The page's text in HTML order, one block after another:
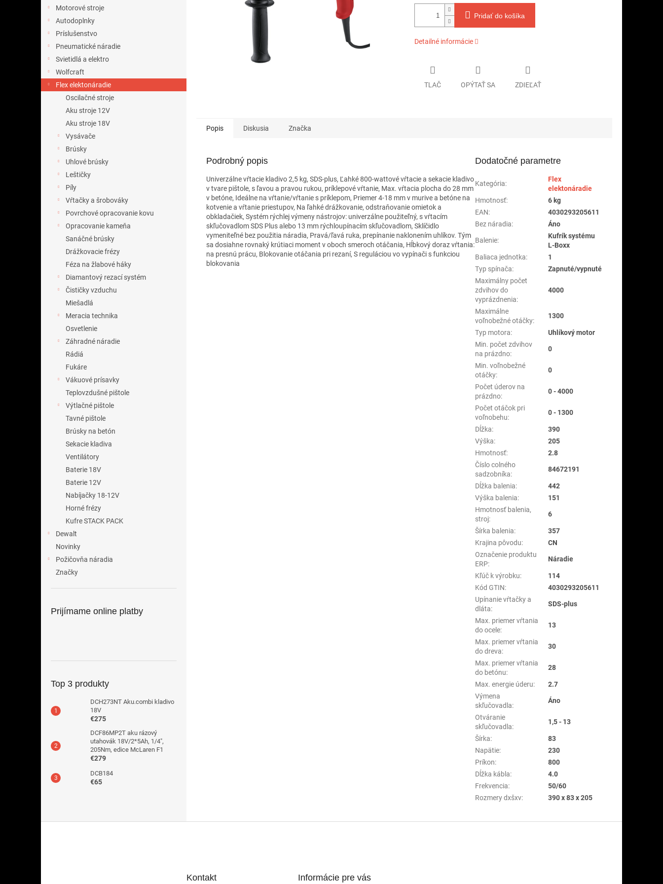
Motorové stroje
Autodoplnky
Príslušenstvo
Pneumatické náradie
Svietidlá a elektro
Wolfcraft
Flex elektonáradie
Oscilačné stroje
Aku stroje 12V
Aku stroje 18V
Vysávače
Brúsky
Uhlové brúsky
Leštičky
Píly
Vŕtačky a šrobováky
Povrchové opracovanie kovu
Opracovanie kameňa
Sanáčné brúsky
Drážkovacie frézy
Féza na žlabové háky
Diamantový rezací systém
Čističky vzduchu
Miešadlá
Meracia technika
Osvetlenie
Záhradné náradie
Rádiá
Fukáre
Vákuové prísavky
Teplovzdušné pištole
Výtlačné pištole
Tavné pištole
Brúsky na betón
Sekacie kladiva
Ventilátory
Baterie 18V
Baterie 12V
Nabíjačky 18-12V
Horné frézy
Kufre STACK PACK
Dewalt
Novinky
Požičovňa náradia
Značky
Prijímame online platby
Top 3 produkty
DCH273NT Aku.combi kladivo
18V
€275
DCF86MP2T aku rázový
utahovák 18V/2*5Ah, 1/4",
205Nm, edice McLaren F1
€279
DCB184
€65
Pridať do košíka
Detailné informácie
TLAČ OPÝTAŤ SA ZDIEĽAŤ
Popis Diskusia Značka
Podrobný popis
Univerzálne vŕtacie kladivo 2,5 kg, SDS-plus, Ľahké 800-wattové vŕtacie a sekacie kladivo
v tvare pištole, s ľavou a pravou rukou, príklepové vŕtanie, Max. vŕtacia plocha do 28 mm
v betóne, Ideálne na vŕtanie/vŕtanie s príklepom, Priemer 4-18 mm v murive a betóne na
kotvenie a vŕtanie priestupov, Na ľahké drážkovanie, odstraňovanie omietok a
obkladačiek, Systém rýchlej výmeny nástrojov: univerzálne použiteľný, s vŕtacím
skľučovadlom SDS Plus alebo 13 mm rýchloupínacím skľučovadlom, Sklíčidlo
vymeniteľné bez použitia náradia, Pravá/ľavá ruka, prepínanie naklonením uhlíkov. Tým
sa dosiahne rovnaký krútiaci moment v oboch smeroch otáčania, Hĺbkový doraz vŕtania:
na presnú prácu, Blokovanie otáčania pri rezaní, S reguláciou vo vypínači s funkciou
blokovania
Dodatočné parametre
Kategória:
Flex
elektonáradie
Hmotnosť:
6 kg
EAN:
4030293205611
Bez náradia: Áno
Balenie:
Kufrík systému
L-Boxx
Baliaca jednotka:
1
Typ spínača:
Zapnuté/vypnuté
Maximálny počet
zdvihov do
vyprázdnenia:
4000
Maximálne
voľnobežné otáčky:
1300
Typ motora:
Uhlíkový motor
Min. počet zdvihov
na prázdno:
0
Min. voľnobežné
otáčky:
0
Počet úderov na
prázdno:
0 - 4000
Počet otáčok pri
voľnobehu:
0 - 1300
Dĺžka:
390
Výška:
205
Hmotnosť:
2.8
Číslo colného
sadzobníka:
84672191
Dĺžka balenia:
442
Výška balenia:
151
Hmotnosť balenia,
stroj:
6
Šírka balenia:
357
Krajina pôvodu:
CN
Označenie produktu
ERP:
Náradie
Kľúč k výrobku:
114
Kód GTIN:
4030293205611
Upínanie vŕtačky a
dláta:
SDS-plus
Max. priemer vŕtania
do ocele:
13
Max. priemer vŕtania
do dreva:
30
Max. priemer vŕtania
do betónu:
28
Max. energie úderu:
2.7
Výmena
skľučovadla:
Áno
Otváranie
skľučovadla:
1,5 - 13
Šírka:
83
Napätie:
230
Príkon:
800
Dĺžka kábla:
4.0
Frekvencia:
50/60
Rozmery dxšxv: 390 x 83 x 205
Kontakt Informácie pre vás